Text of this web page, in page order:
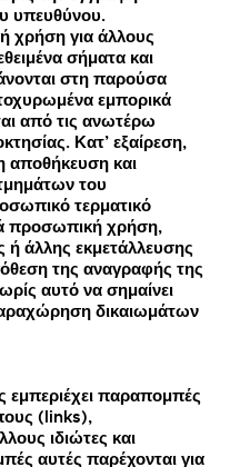
υπευθύνου.
χρήση για άλλους
σήματα και
στη παρούσα
εμπορικά
από τις ανωτέρω
Κατ’ εξαίρεση,
αποθήκευση και
του
τερματικό
προσωπική χρήση,
άλλης εκμετάλλευσης
της αναγραφής της
αυτό να σημαίνει
δικαιωμάτων
παραπομπές
(links),
ιδιώτες και
αυτές παρέχονται για